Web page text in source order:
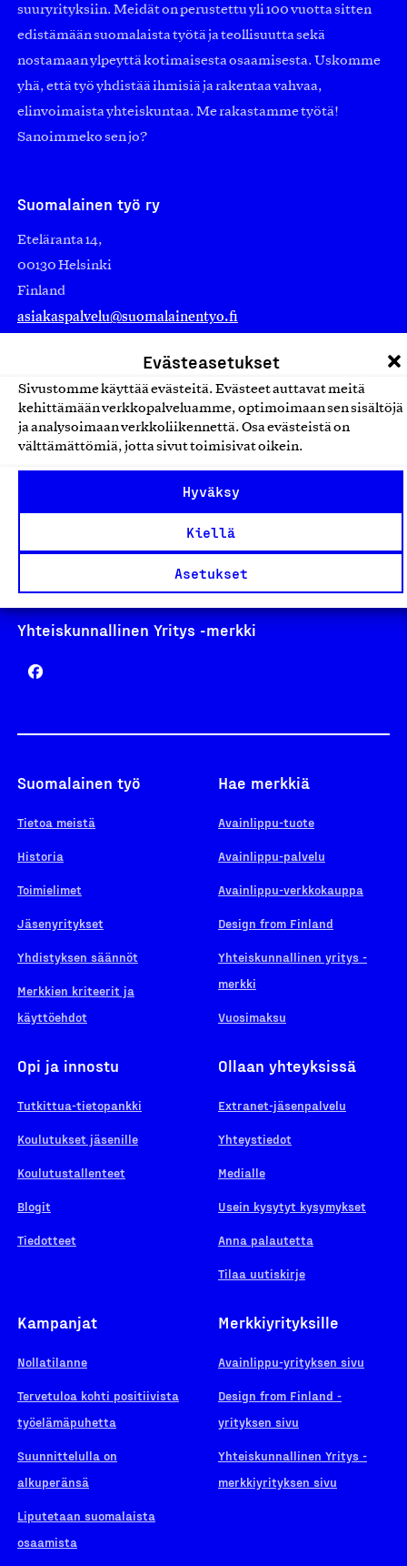
Evästeasetukset
Sivustomme käyttää evästeitä. Evästeet auttavat meitä
kehittämään verkkopalveluamme, optimoimaan sen sisältöjä
ja analysoimaan verkkoliikennettä. Osa evästeistä on
välttämättömiä, jotta sivut toimisivat oikein.
Hyväksy
Kiellä
Asetukset
suuryrityksiin. Meidät on perustettu yli 100 vuotta sitten
edistämään suomalaista työtä ja teollisuutta sekä
nostamaan ylpeyttä kotimaisesta osaamisesta. Uskomme
yhä, että työ yhdistää ihmisiä ja rakentaa vahvaa,
elinvoimaista yhteiskuntaa. Me rakastamme työtä!
Sanoimmeko sen jo?
Suomalainen työ ry
Eteläranta 14,
00130 Helsinki
Finland
asiakaspalvelu@suomalainentyo.fi
Avainlippu
Yhteiskunnallinen Yritys -merkki
Suomalainen työ
Tietoa meistä
Historia
Toimielimet
Jäsenyritykset
Yhdistyksen säännöt
Merkkien kriteerit ja
käyttöehdot
Hae merkkiä
Avainlippu-tuote
Avainlippu-palvelu
Avainlippu-verkkokauppa
Design from Finland
Yhteiskunnallinen yritys -
merkki
Vuosimaksu
Opi ja innostu
Tutkittua-tietopankki
Koulutukset jäsenille
Koulutustallenteet
Blogit
Tiedotteet
Ollaan yhteyksissä
Extranet-jäsenpalvelu
Yhteystiedot
Medialle
Usein kysytyt kysymykset
Anna palautetta
Tilaa uutiskirje
Kampanjat
Nollatilanne
Tervetuloa kohti positiivista
työelämäpuhetta
Suunnittelulla on
alkuperänsä
Liputetaan suomalaista
osaamista
Merkkiyrityksille
Avainlippu-yrityksen sivu
Design from Finland -
yrityksen sivu
Yhteiskunnallinen Yritys -
merkkiyrityksen sivu